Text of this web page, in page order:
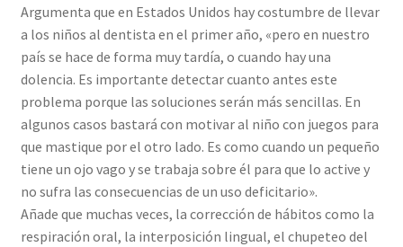
Argumenta que en Estados Unidos hay costumbre de llevar
a los niños al dentista en el primer año, «pero en nuestro
país se hace de forma muy tardía, o cuando hay una
dolencia. Es importante detectar cuanto antes este
problema porque las soluciones serán más sencillas. En
algunos casos bastará con motivar al niño con juegos para
que mastique por el otro lado. Es como cuando un pequeño
tiene un ojo vago y se trabaja sobre él para que lo active y
no sufra las consecuencias de un uso deficitario».
Añade que muchas veces, la corrección de hábitos como la
respiración oral, la interposición lingual, el chupeteo del